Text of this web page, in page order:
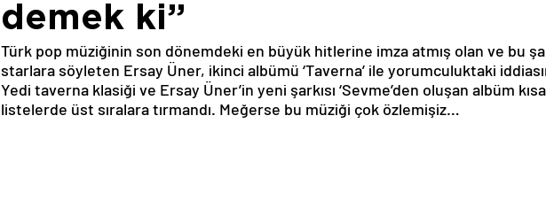
demek ki”
Türk pop müziğinin son dönemdeki en büyük hitlerine imza atmış olan ve bu
starlara söyleten Ersay Üner, ikinci albümü ‘Taverna’ ile yorumculuktaki
Yedi taverna klasiği ve Ersay Üner’in yeni şarkısı ‘Sevme’den oluşan albüm
listelerde üst sıralara tırmandı. Meğerse bu müziği çok özlemişiz…